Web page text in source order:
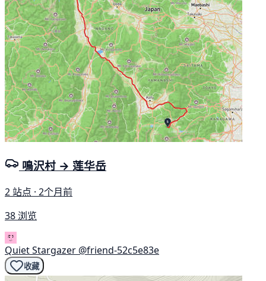
鳴沢村 → 莲华岳
2 站点 · 2个月前
38 浏览
Quiet Stargazer @friend-52c5e83e
收藏